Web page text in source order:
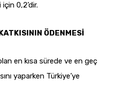
0,2’dir.
ÖDENMESİ
en kısa sürede ve en geç
yaparken Türkiye’ye